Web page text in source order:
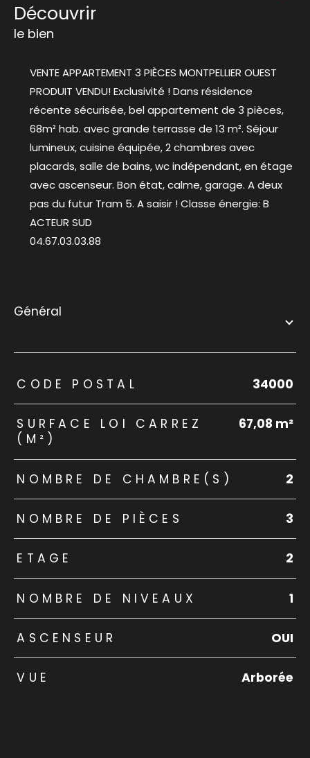
découvrir
le bien
VENTE APPARTEMENT 3 PIÈCES MONTPELLIER OUEST
PRODUIT VENDU! Exclusivité ! Dans résidence
récente sécurisée, bel appartement de 3 pièces,
68m² hab. avec grande terrasse de 13 m². Séjour
lumineux, cuisine équipée, 2 chambres avec
placards, salle de bains, wc indépendant, en étage
avec ascenseur. Bon état, calme, garage. A deux
pas du futur Tram 5. A saisir ! Classe énergie: B
ACTEUR SUD
04.67.03.03.88
général
TRAD_ZEPHYR_Caracteristique TRAD_ZEPHYR_Valeurs
CODE POSTAL 34000
SURFACE LOI CARREZ
(M²)
67,08 m²
NOMBRE DE CHAMBRE(S) 2
NOMBRE DE PIÈCES 3
ETAGE 2
NOMBRE DE NIVEAUX 1
ASCENSEUR OUI
VUE Arborée